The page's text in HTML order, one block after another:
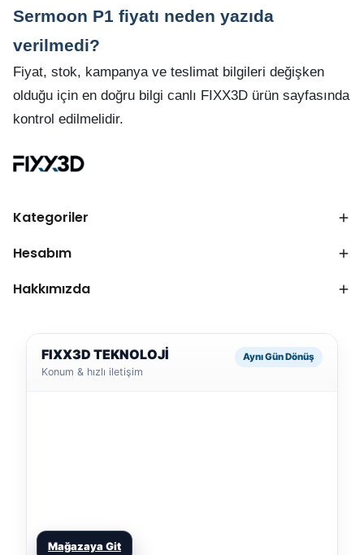
Sermoon P1 fiyatı neden yazıda
verilmedi?
Fiyat, stok, kampanya ve teslimat bilgileri değişken
olduğu için en doğru bilgi canlı FIXX3D ürün sayfasında
kontrol edilmelidir.
Kategoriler
Hesabım
Hakkımızda
FIXX3D TEKNOLOJİ
Konum & hızlı iletişim
Aynı Gün Dönüş
Mağazaya Git